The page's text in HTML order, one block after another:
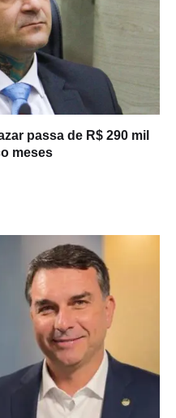
passa de R$ 290 mil
meses